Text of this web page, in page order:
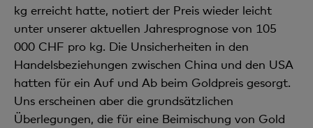
kg erreicht hatte, notiert der Preis wieder leicht
unter unserer aktuellen Jahresprognose von 105
000 CHF pro kg. Die Unsicherheiten in den
Handelsbeziehungen zwischen China und den USA
hatten für ein Auf und Ab beim Goldpreis gesorgt.
Uns erscheinen aber die grundsätzlichen
Überlegungen, die für eine Beimischung von Gold